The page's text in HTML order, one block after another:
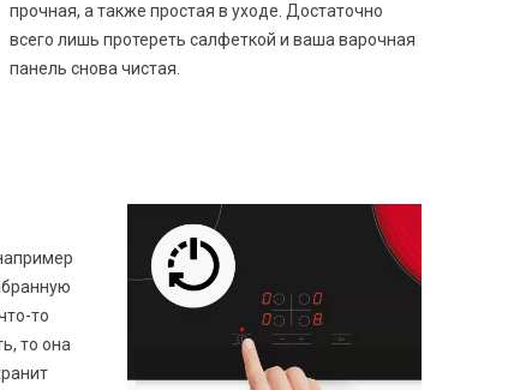
прочная, а также простая в уходе. Достаточно
всего лишь протереть салфеткой и ваша варочная
панель снова чистая.
то
то она